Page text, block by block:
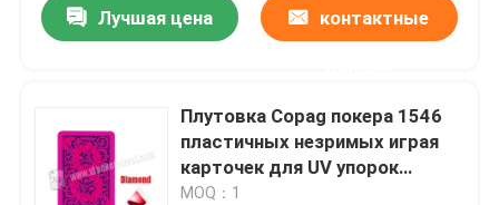
Лучшая цена контактные
Плутовка Copag покера 1546
пластичных незримых играя
карточек для UV упорок
волшебства контактных
MOQ：1